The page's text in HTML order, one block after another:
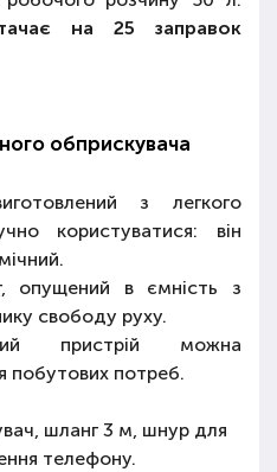
на 25 заправок
обприскувача
з легкого
користуватися: він
опущений в ємність з
свободу руху.
пристрій можна
побутових потреб.
шланг 3 м, шнур для
телефону.